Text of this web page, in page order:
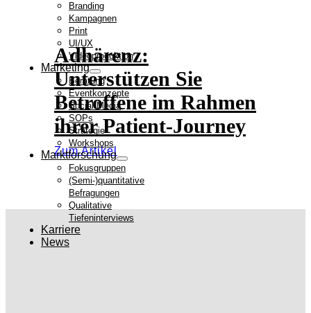
Branding
Kampagnen
Print
UI/UX
Videoproduktion
Marketing
Beratung
Eventkonzepte
Social Media
SOPs
Strategie
Workshops
Marktforschung
Fokusgruppen
(Semi-)quantitative
Befragungen
Qualitative
Tiefeninterviews
Karriere
News
Adhärenz:
Unterstützen Sie
Betroffene im Rahmen
ihrer Patient-Journey
Zum Artikel